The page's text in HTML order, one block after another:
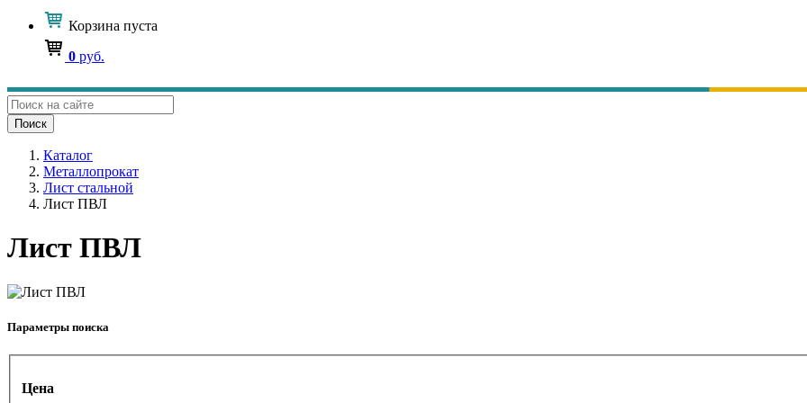
Корзина пуста
0 руб.
Поиск
Каталог
Металлопрокат
Лист стальной
Лист ПВЛ
Лист ПВЛ
Параметры поиска
Цена